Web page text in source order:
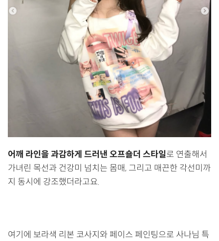
어깨 라인을 과감하게 드러낸 오프숄더 스타일로 연출해서
가녀린 목선과 건강미 넘치는 몸매, 그리고 매끈한 각선미까
지 동시에 강조했더라고요.
여기에 보라색 리본 코사지와 페이스 페인팅으로 사나님 특